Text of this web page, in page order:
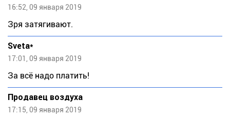
16:52, 09 января 2019
Зря затягивают.
Sveta*
17:01, 09 января 2019
За всё надо платить!
Продавец воздуха
17:15, 09 января 2019